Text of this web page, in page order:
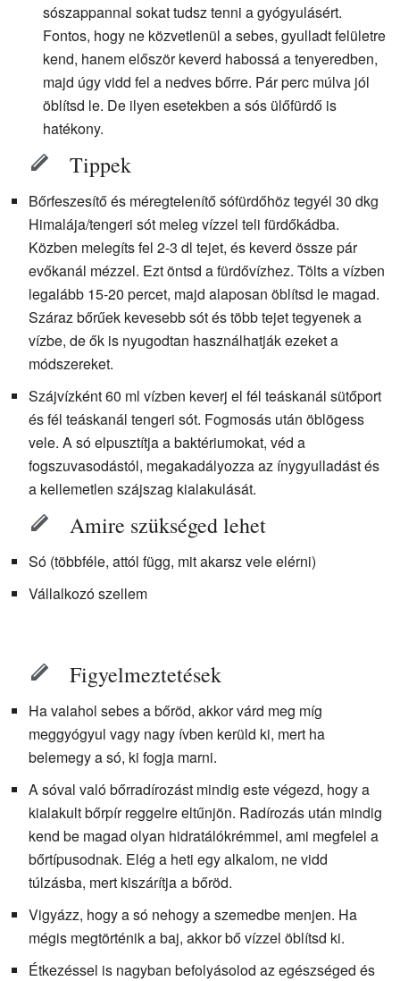
sószappannal sokat tudsz tenni a gyógyulásért.
Fontos, hogy ne közvetlenül a sebes, gyulladt felületre
kend, hanem először keverd habossá a tenyeredben,
majd úgy vidd fel a nedves bőrre. Pár perc múlva jól
öblítsd le. De ilyen esetekben a sós ülőfürdő is
hatékony.
Tippek
Bőrfeszesítő és méregtelenítő sófürdőhöz tegyél 30 dkg
Himalája/tengeri sót meleg vízzel teli fürdőkádba.
Közben melegíts fel 2-3 dl tejet, és keverd össze pár
evőkanál mézzel. Ezt öntsd a fürdővízhez. Tölts a vízben
legalább 15-20 percet, majd alaposan öblítsd le magad.
Száraz bőrűek kevesebb sót és több tejet tegyenek a
vízbe, de ők is nyugodtan használhatják ezeket a
módszereket.
Szájvízként 60 ml vízben keverj el fél teáskanál sütőport
és fél teáskanál tengeri sót. Fogmosás után öblögess
vele. A só elpusztítja a baktériumokat, véd a
fogszuvasodástól, megakadályozza az ínygyulladást és
a kellemetlen szájszag kialakulását.
Amire szükséged lehet
Só (többféle, attól függ, mit akarsz vele elérni)
Vállalkozó szellem
Figyelmeztetések
Ha valahol sebes a bőröd, akkor várd meg míg
meggyógyul vagy nagy ívben kerüld ki, mert ha
belemegy a só, ki fogja marni.
A sóval való bőrradírozást mindig este végezd, hogy a
kialakult bőrpír reggelre eltűnjön. Radírozás után mindig
kend be magad olyan hidratálókrémmel, ami megfelel a
bőrtípusodnak. Elég a heti egy alkalom, ne vidd
túlzásba, mert kiszárítja a bőröd.
Vigyázz, hogy a só nehogy a szemedbe menjen. Ha
mégis megtörténik a baj, akkor bő vízzel öblítsd ki.
Étkezéssel is nagyban befolyásolod az egészséged és